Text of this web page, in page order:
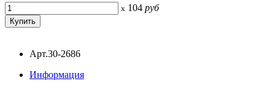
x 104 руб
Арт.30-2686
Информация